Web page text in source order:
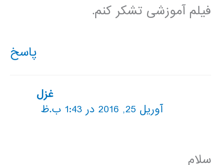
فیلم آموزشی تشکر کنم.
پاسخ
غزل
آوریل 25, 2016 در 1:43 ب.ظ
سلام